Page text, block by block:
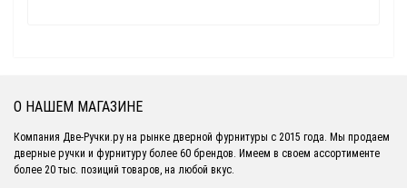
О НАШЕМ МАГАЗИНЕ
Компания Две-Ручки.ру на рынке дверной фурнитуры с 2015 года. Мы продаем
дверные ручки и фурнитуру более 60 брендов. Имеем в своем ассортименте
более 20 тыс. позиций товаров, на любой вкус.